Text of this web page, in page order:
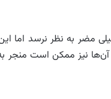
مضر به نظر نرسد اما
آن‌ها نیز ممکن است